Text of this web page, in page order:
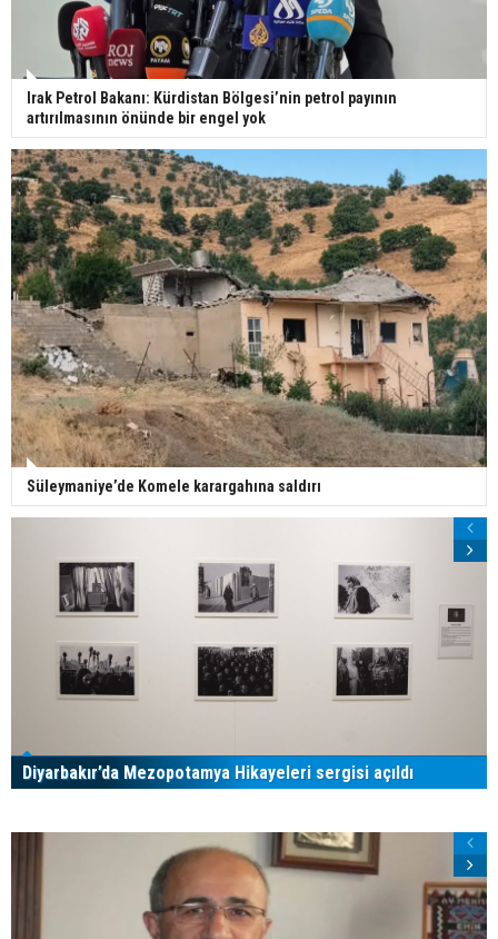
Irak Petrol Bakanı: Kürdistan Bölgesi’nin petrol payının
artırılmasının önünde bir engel yok
Süleymaniye’de Komele karargahına saldırı
Diyarbakır’da Mezopotamya Hikayeleri sergisi açıldı